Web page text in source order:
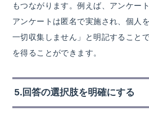
もつながります。例えば、アンケー
アンケートは匿名で実施され、個人
一切収集しません」と明記すること
を得ることができます。
5.回答の選択肢を明確にする